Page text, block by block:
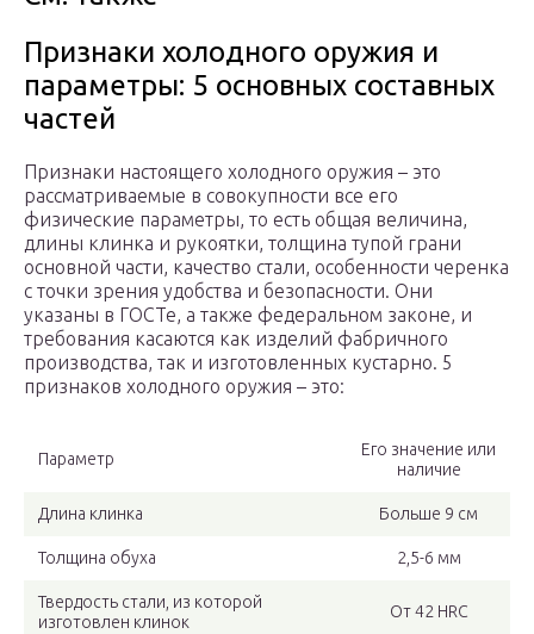
Признаки холодного оружия и
параметры: 5 основных составных
частей
Признаки настоящего холодного оружия – это
рассматриваемые в совокупности все его
физические параметры, то есть общая величина,
длины клинка и рукоятки, толщина тупой грани
основной части, качество стали, особенности черенка
с точки зрения удобства и безопасности. Они
указаны в ГОСТе, а также федеральном законе, и
требования касаются как изделий фабричного
производства, так и изготовленных кустарно. 5
признаков холодного оружия – это:
Параметр
Его значение или
наличие
Длина клинка Больше 9 см
Толщина обуха 2,5-6 мм
Твердость стали, из которой
изготовлен клинок
От 42 HRC